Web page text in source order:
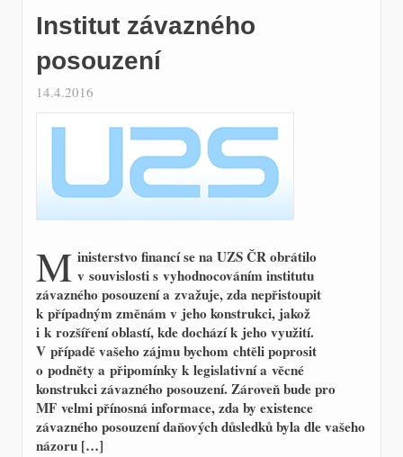
Institut závazného
posouzení
14.4.2016
M inisterstvo financí se na UZS ČR obrátilo
v souvislosti s vyhodnocováním institutu
závazného posouzení a zvažuje, zda nepřistoupit
k případným změnám v jeho konstrukci, jakož
i k rozšíření oblastí, kde dochází k jeho využití.
V případě vašeho zájmu bychom chtěli poprosit
o podněty a připomínky k legislativní a věcné
konstrukci závazného posouzení. Zároveň bude pro
MF velmi přínosná informace, zda by existence
závazného posouzení daňových důsledků byla dle vašeho
názoru […]